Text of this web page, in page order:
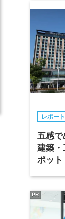
レポート
五感で
建築・
ポット
PR